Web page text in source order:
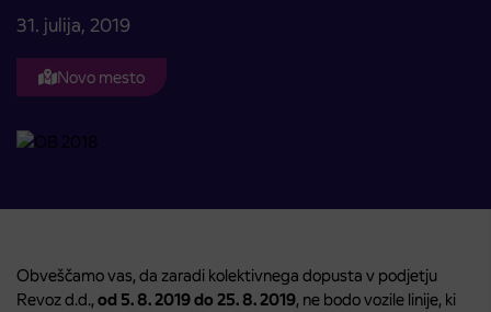
31. julija, 2019
Novo mesto
Obveščamo vas, da zaradi kolektivnega dopusta v podjetju
Revoz d.d., od 5. 8. 2019 do 25. 8. 2019, ne bodo vozile linije, ki